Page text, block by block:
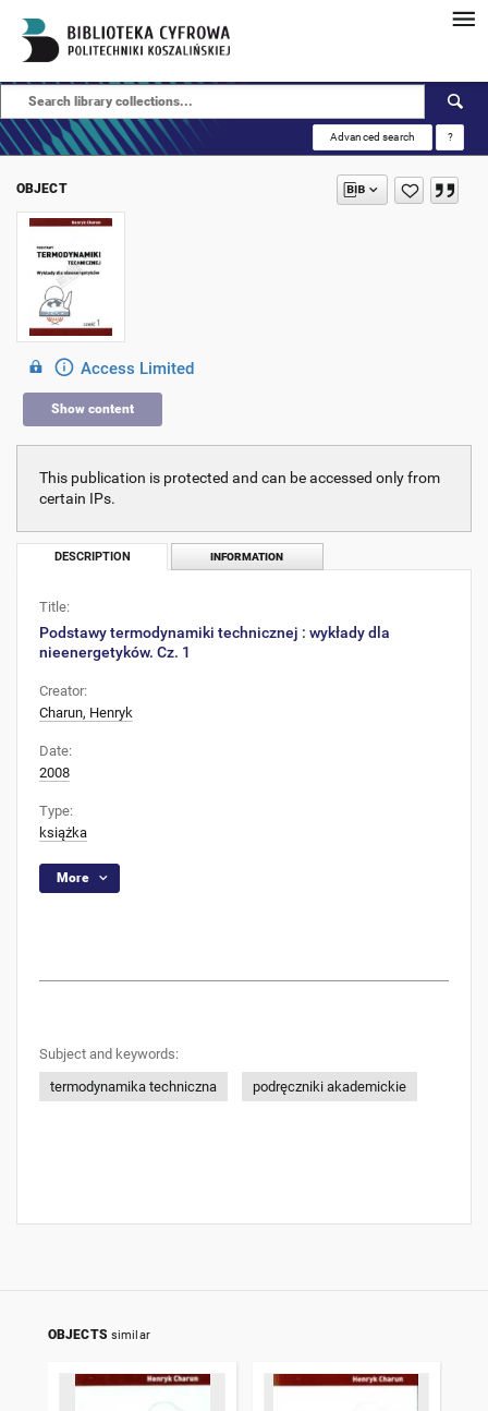
Advanced search ?
OBJECT
Access Limited
Show content
This publication is protected and can be accessed only from
certain IPs.
DESCRIPTION INFORMATION
Title:
Podstawy termodynamiki technicznej : wykłady dla
nieenergetyków. Cz. 1
Creator:
Charun, Henryk
Date:
2008
Type:
książka
More
Subject and keywords:
termodynamika techniczna
podręczniki akademickie
OBJECTS similar